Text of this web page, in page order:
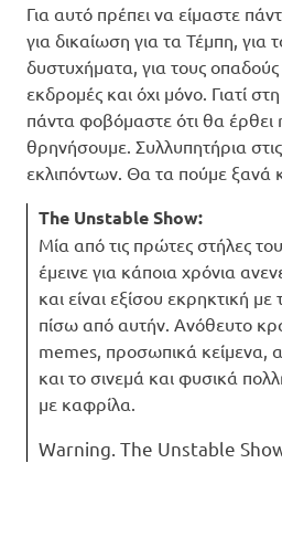
Για αυτό πρέπει να είμαστε
για δικαίωση για τα Τέμπη, για
δυστυχήματα, για τους
εκδρομές και όχι μόνο. Γιατί
πάντα φοβόμαστε ότι θα έρθει
θρηνήσουμε. Συλλυπητήρια
εκλιπόντων. Θα τα πούμε ξανά
The Unstable Show:
Μία από τις πρώτες στήλες
έμεινε για κάποια χρόνια
και είναι εξίσου εκρηκτική
πίσω από αυτήν. Ανόθευτο
memes, προσωπικά κείμενα,
και το σινεμά και φυσικά
με καφρίλα.
Warning. The Unstable